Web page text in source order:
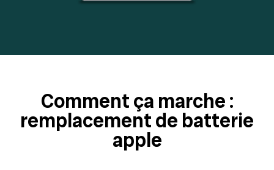
Comment ça marche :
remplacement de batterie
apple